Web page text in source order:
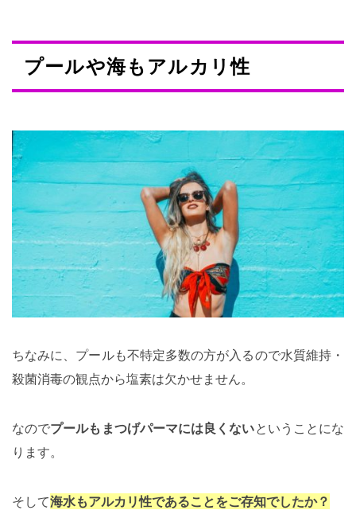
プールや海もアルカリ性
ちなみに、プールも不特定多数の方が入るので水質維持・
殺菌消毒の観点から塩素は欠かせません。
なのでプールもまつげパーマには良くないということにな
ります。
そして海水もアルカリ性であることをご存知でしたか？